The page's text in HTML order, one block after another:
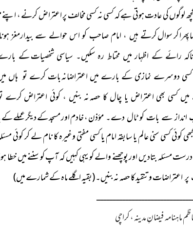
کچھ لوگوں کی عادت ہوتی ہے کہ کسی نہ کسی مخالف پر اعتراض کرنے ،
کر سوالکرتے ہیں ، امام صاحب کو اس حوالے سے بیدارمغز
رائے کے اظہار میں محتاط رہ سکیں۔ سیاسی شخصیاتکے بارے
کسی دوسرے نمازی کے بارے میں اعتراضانہبات کرے تو ہاں میں
کسی بھی اعتراض یا چال کا حصہنہ بنیں ، کوئی اعتراض
انداز سے بات کو ٹال دے۔مؤذن ، خادم اور مسجد کے دیگر عملے
کبھی کوئی کسی سنی عالم یا سابقہ امام یا کسی مفتی وغیرہ کا ناملے کر کوئی
مسئلہ بتادیں اور پوچھنے والے کو یہی کہیں کہ آپ کو سننے میں خطا
اعتراضاتوتنقید کا حصہ نہ بنیں۔(بقیہ اگلے ماہ کے شمارے میں)
ماہنامہ فیضانِ مدینہ ، کراچی